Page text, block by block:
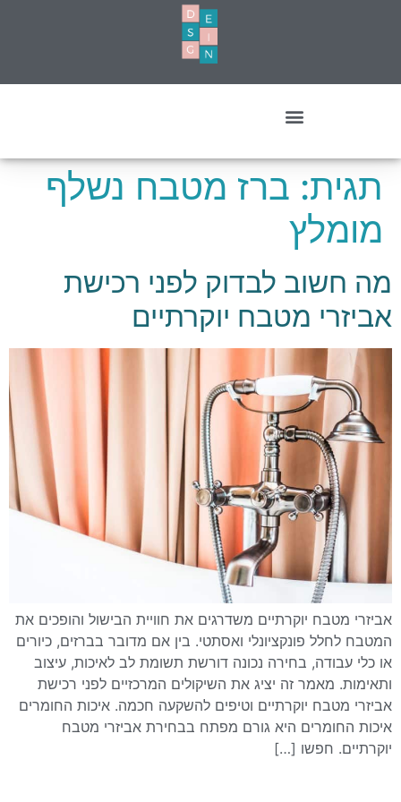
תגית: ברז מטבח נשלף
מומלץ
מה חשוב לבדוק לפני רכישת
אביזרי מטבח יוקרתיים
אביזרי מטבח יוקרתיים משדרגים את חוויית הבישול והופכים את
המטבח לחלל פונקציונלי ואסתטי. בין אם מדובר בברזים, כיורים
או כלי עבודה, בחירה נכונה דורשת תשומת לב לאיכות, עיצוב
ותאימות. מאמר זה יציג את השיקולים המרכזיים לפני רכישת
אביזרי מטבח יוקרתיים וטיפים להשקעה חכמה. איכות החומרים
איכות החומרים היא גורם מפתח בבחירת אביזרי מטבח
יוקרתיים. חפשו […]